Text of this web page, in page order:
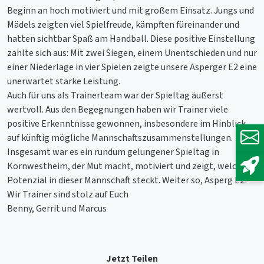
Beginn an hoch motiviert und mit großem Einsatz. Jungs und
Mädels zeigten viel Spielfreude, kämpften füreinander und
hatten sichtbar Spaß am Handball. Diese positive Einstellung
zahlte sich aus: Mit zwei Siegen, einem Unentschieden und nur
einer Niederlage in vier Spielen zeigte unsere Asperger E2 eine
unerwartet starke Leistung.
Auch für uns als Trainerteam war der Spieltag äußerst
wertvoll. Aus den Begegnungen haben wir Trainer viele
positive Erkenntnisse gewonnen, insbesondere im Hinblick
auf künftig mögliche Mannschaftszusammenstellungen.
Insgesamt war es ein rundum gelungener Spieltag in
Kornwestheim, der Mut macht, motiviert und zeigt, welches
Potenzial in dieser Mannschaft steckt. Weiter so, Asperg E2!
Wir Trainer sind stolz auf Euch
Benny, Gerrit und Marcus
Jetzt Teilen